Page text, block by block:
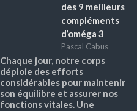
des 9 meilleurs
compléments
d’oméga 3
Pascal Cabus
Chaque jour, notre corps
déploie des efforts
considérables pour maintenir
son équilibre et assurer nos
fonctions vitales. Une